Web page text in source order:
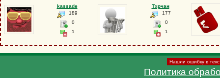
kassade
189
0
1
Тхрчан
177
0
1
Нашли ошибку в
Политика